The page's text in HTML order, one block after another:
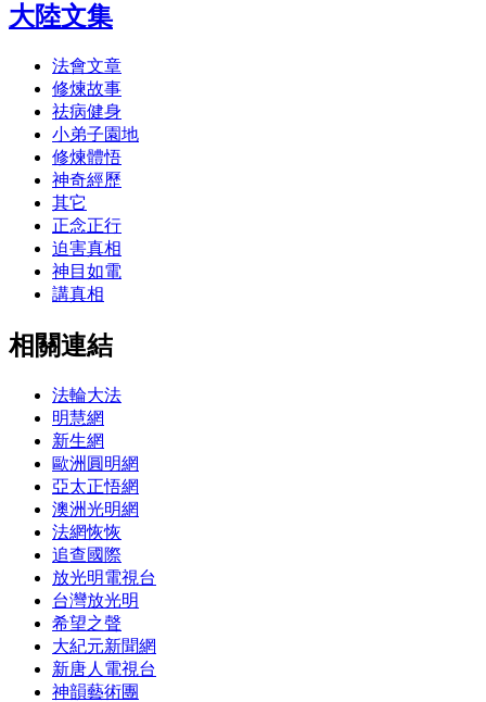
大陸文集
法會文章
修煉故事
祛病健身
小弟子園地
修煉體悟
神奇經歷
其它
正念正行
迫害真相
神目如電
講真相
相關連結
法輪大法
明慧網
新生網
歐洲圓明網
亞太正悟網
澳洲光明網
法網恢恢
追查國際
放光明電視台
台灣放光明
希望之聲
大紀元新聞網
新唐人電視台
神韻藝術團